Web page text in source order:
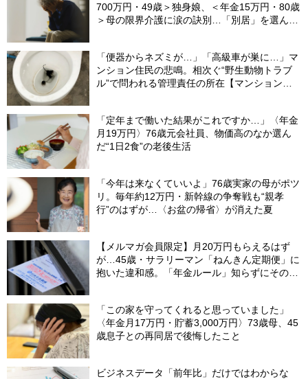
700万円・49歳＞独身娘、＜年金15万円・80歳
＞母の限界介護に涙の訣別…「別居」を選んだ
「便器からネズミが…」「高級車が巣に…」マ
ンション住民の悲鳴。相次ぐ“野生動物トラブ
ル”で問われる管理責任の所在【マンション管
「定年まで働いた結果がこれですか…」〈年金
月19万円〉76歳元会社員、物価高のなか選ん
だ“1日2食”の老後生活
「今年は来なくていいよ」76歳実家の母がポツ
リ。毎年約12万円・新幹線の争奪戦も“親孝
行”のはずが…〈お盆の帰省〉が消えた夏
【メルマガ会員限定】月20万円もらえるはず
が…45歳・サラリーマン「ねんきん定期便」に
抱いた違和感。「年金ルール」知らずにそのま
「この家を守ってくれると思っていました」
〈年金月17万円・貯蓄3,000万円〉73歳母、45
歳息子との再同居で後悔したこと
ビジネスデータ「前年比」だけではわからな